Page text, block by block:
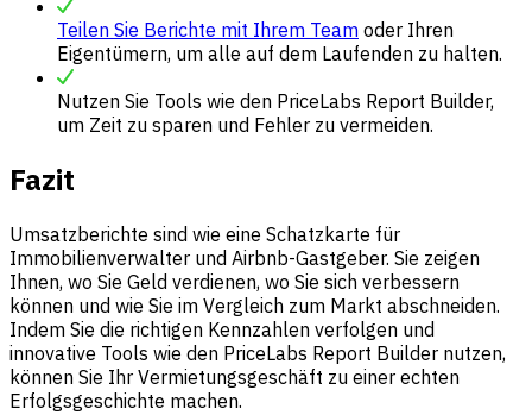
Teilen Sie Berichte mit Ihrem Team oder Ihren
Eigentümern, um alle auf dem Laufenden zu halten.
Nutzen Sie Tools wie den PriceLabs Report Builder,
um Zeit zu sparen und Fehler zu vermeiden.
Fazit
Umsatzberichte sind wie eine Schatzkarte für
Immobilienverwalter und Airbnb-Gastgeber. Sie zeigen
Ihnen, wo Sie Geld verdienen, wo Sie sich verbessern
können und wie Sie im Vergleich zum Markt abschneiden.
Indem Sie die richtigen Kennzahlen verfolgen und
innovative Tools wie den PriceLabs Report Builder nutzen,
können Sie Ihr Vermietungsgeschäft zu einer echten
Erfolgsgeschichte machen.